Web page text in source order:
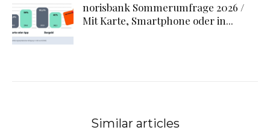
norisbank Sommerumfrage 2026 /
Mit Karte, Smartphone oder in...
Similar articles